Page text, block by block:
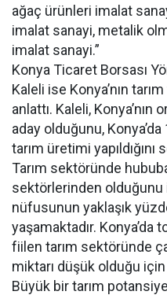
ağaç ürünleri imalat
imalat sanayi, metalik
imalat sanayi.”
Konya Ticaret Borsası
Kaleli ise Konya’nın
anlattı. Kaleli,
aday olduğunu,
tarım üretimi yapıldığını
Tarım sektöründe
sektörlerinden olduğunu
nüfusunun yaklaşık
yaşamaktadır.
fiilen tarım sektöründe
miktarı düşük olduğu için
Büyük bir tarım